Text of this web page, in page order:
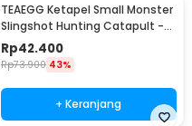
TEAEGG Ketapel Small Monster
Slingshot Hunting Catapult -
JH8171
Rp42.400
Rp73.900 43%
+ Keranjang